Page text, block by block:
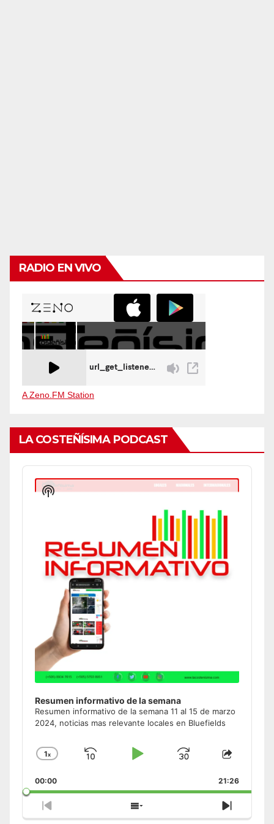
RADIO EN VIVO
A Zeno.FM Station
LA COSTEÑÍSIMA PODCAST
Audio
Player
Resumen informativo de la semana
Resumen informativo de la semana 11 al 15 de marzo
2024, noticias mas relevante locales en Bluefields
Change
Rate
1x
Skip
Play
Jump
Forward
Share
Episode
00:00 21:26
Previous
Show
Next
Show